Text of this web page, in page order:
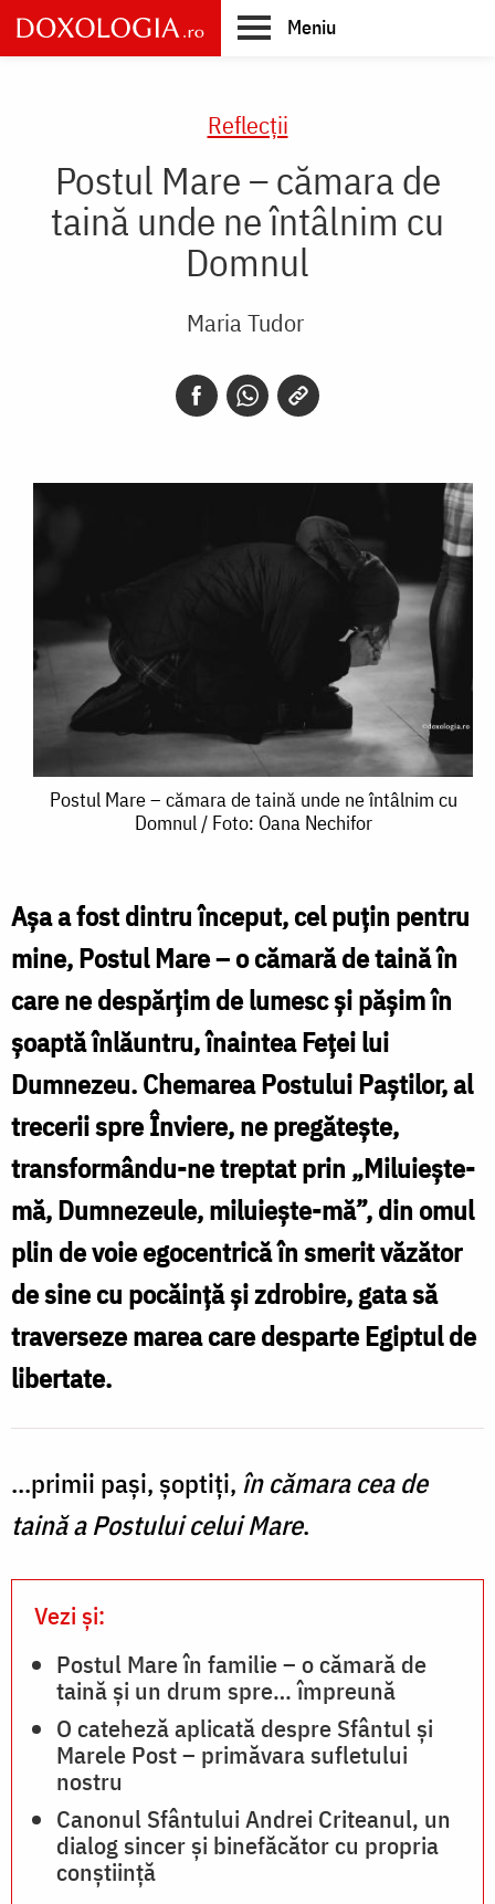
Skip
to
main
Meniu
Reflecții
Postul Mare – cămara de
taină unde ne întâlnim cu
Domnul
Maria Tudor
Postul
cămara
de
taină
unde
ne
cu
Domnul
/
Foto:
Oana
Nechifor
Postul Mare – cămara de taină unde ne întâlnim cu
Domnul / Foto: Oana Nechifor
Așa a fost dintru început, cel puțin pentru
mine, Postul Mare – o cămară de taină în
care ne despărțim de lumesc și pășim în
șoaptă înlăuntru, înaintea Feței lui
Dumnezeu. Chemarea Postului Paștilor, al
trecerii spre Înviere, ne pregătește,
transformându-ne treptat prin „Miluiește-
mă, Dumnezeule, miluiește-mă”, din omul
plin de voie egocentrică în smerit văzător
de sine cu pocăință și zdrobire, gata să
traverseze marea care desparte Egiptul de
libertate.
...primii pași, șoptiți, în cămara cea de
taină a Postului celui Mare.
Vezi și:
Postul Mare în familie – o cămară de
taină și un drum spre… împreună
O cateheză aplicată despre Sfântul și
Marele Post – primăvara sufletului
nostru
Canonul Sfântului Andrei Criteanul, un
dialog sincer și binefăcător cu propria
conștiință